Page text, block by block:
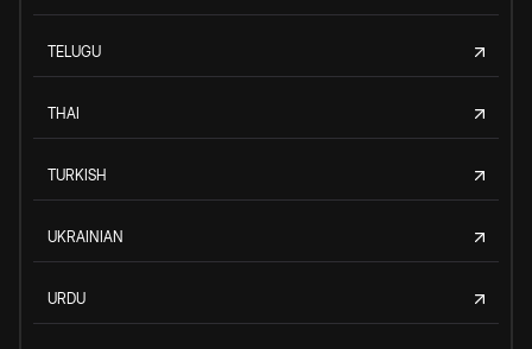
TELUGU
THAI
TURKISH
UKRAINIAN
URDU